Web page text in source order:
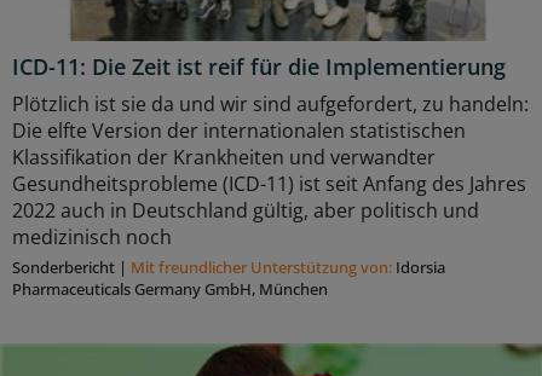
ICD-11: Die Zeit ist reif für die Implementierung
Plötzlich ist sie da und wir sind aufgefordert, zu handeln:
Die elfte Version der internationalen statistischen
Klassifikation der Krankheiten und verwandter
Gesundheitsprobleme (ICD-11) ist seit Anfang des Jahres
2022 auch in Deutschland gültig, aber politisch und
medizinisch noch
Sonderbericht | Mit freundlicher Unterstützung von: Idorsia
Pharmaceuticals Germany GmbH, München